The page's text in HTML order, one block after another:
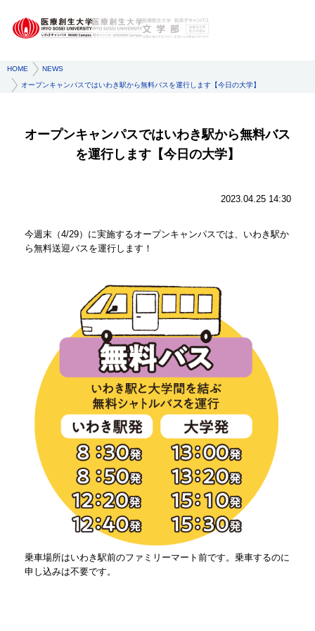
HOME NEWS
オープンキャンパスではいわき駅から無料バスを運行します【今日の大学】
オープンキャンパスではいわき駅から無料バス
を運行します【今日の大学】
2023.04.25 14:30
今週末（4/29）に実施するオープンキャンパスでは、いわき駅か
ら無料送迎バスを運行します！
乗車場所はいわき駅前のファミリーマート前です。乗車するのに
申し込みは不要です。